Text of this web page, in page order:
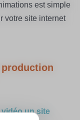
est simple
votre site internet
un site